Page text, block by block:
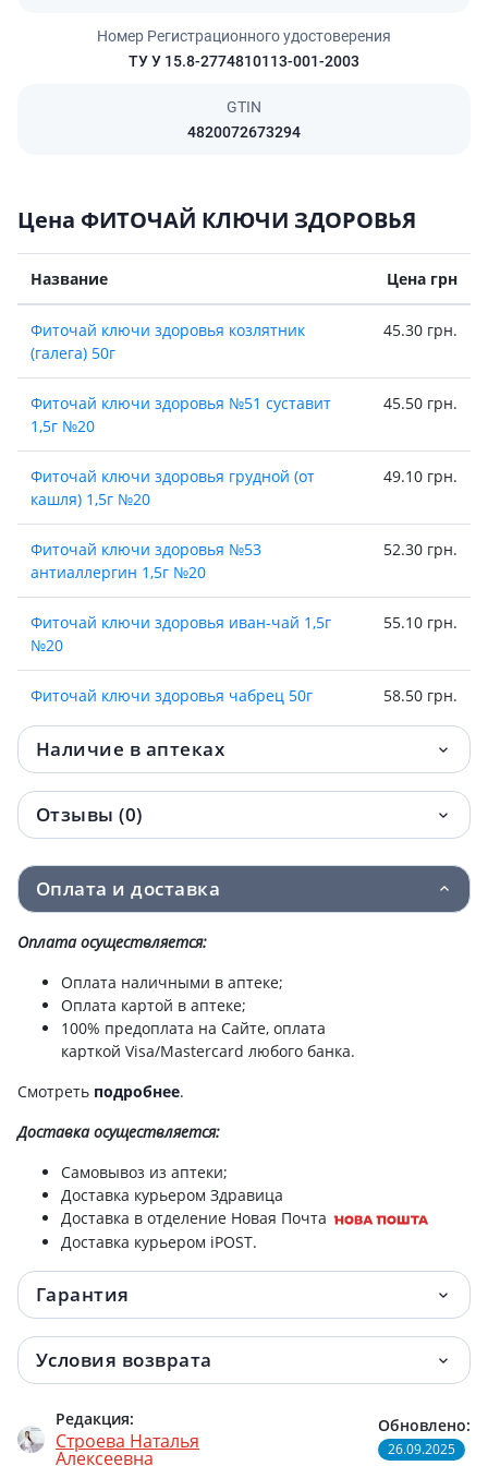
Номер Регистрационного удостоверения
ТУ У 15.8-2774810113-001-2003
GTIN
4820072673294
Цена ФИТОЧАЙ КЛЮЧИ ЗДОРОВЬЯ
Название Цена грн
Фиточай ключи здоровья козлятник
(галега) 50г
45.30 грн.
Фиточай ключи здоровья №51 суставит
1,5г №20
45.50 грн.
Фиточай ключи здоровья грудной (от
кашля) 1,5г №20
49.10 грн.
Фиточай ключи здоровья №53
антиаллергин 1,5г №20
52.30 грн.
Фиточай ключи здоровья иван-чай 1,5г
№20
55.10 грн.
Фиточай ключи здоровья чабрец 50г 58.50 грн.
Фиточай ключи здоровья №24 витаминка
1,5г №20
59.80 грн.
Фиточай ключи здоровья ананас/яблоко д/
похуд 1,5г пак №20
59.80 грн.
Фиточай ключи здоровья №42 фито
сабельник плюс 1,5г №20
62.50 грн.
расторопша 75г
Фиточай ключи здоровья репешок 50г
Фиточай ключи здоровья иван-чай
поджелудочный 1,5г №20
Фиточай ключи здоровья
сахароснижающий одуванчик плюс 1,5г
№20
антихолестерин 1,5г №20
1,5г №20
Наличие в аптеках
Отзывы (0)
Оплата и доставка
Оплата осуществляется:
Оплата наличными в аптеке;
Оплата картой в аптеке;
100% предоплата на Сайте, оплата
карткой Visa/Mastercard любого банка.
Смотреть подробнее.
Доставкаосуществляется:
Самовывоз из аптеки;
Доставка курьером Здравица
Доставка в отделение Новая Почта
Доставка курьером iPOST.
Гарантия
Условия возврата
Редакция:
Строева Наталья
Алексеевна
Обновлено:
26.09.2025